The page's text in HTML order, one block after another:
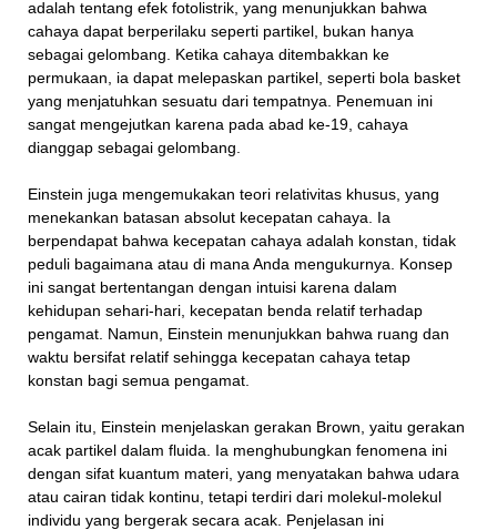
adalah tentang efek fotolistrik, yang menunjukkan bahwa
cahaya dapat berperilaku seperti partikel, bukan hanya
sebagai gelombang. Ketika cahaya ditembakkan ke
permukaan, ia dapat melepaskan partikel, seperti bola basket
yang menjatuhkan sesuatu dari tempatnya. Penemuan ini
sangat mengejutkan karena pada abad ke-19, cahaya
dianggap sebagai gelombang.
Einstein juga mengemukakan teori relativitas khusus, yang
menekankan batasan absolut kecepatan cahaya. Ia
berpendapat bahwa kecepatan cahaya adalah konstan, tidak
peduli bagaimana atau di mana Anda mengukurnya. Konsep
ini sangat bertentangan dengan intuisi karena dalam
kehidupan sehari-hari, kecepatan benda relatif terhadap
pengamat. Namun, Einstein menunjukkan bahwa ruang dan
waktu bersifat relatif sehingga kecepatan cahaya tetap
konstan bagi semua pengamat.
Selain itu, Einstein menjelaskan gerakan Brown, yaitu gerakan
acak partikel dalam fluida. Ia menghubungkan fenomena ini
dengan sifat kuantum materi, yang menyatakan bahwa udara
atau cairan tidak kontinu, tetapi terdiri dari molekul-molekul
individu yang bergerak secara acak. Penjelasan ini